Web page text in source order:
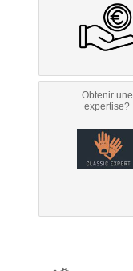
Obtenir une
expertise?